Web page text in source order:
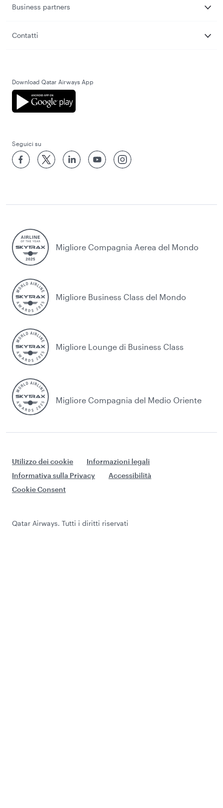
Business partners
Contatti
Download Qatar Airways App
Seguici su
Migliore Compagnia Aerea del Mondo
Migliore Business Class del Mondo
Migliore Lounge di Business Class
Migliore Compagnia del Medio Oriente
Utilizzo dei cookie
Informazioni legali
Informativa sulla Privacy
Accessibilità
Cookie Consent
Qatar Airways. Tutti i diritti riservati